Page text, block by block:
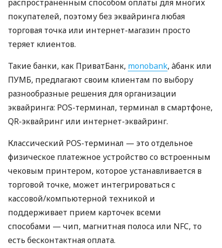
распространенным способом оплаты для многих
покупателей, поэтому без эквайринга любая
торговая точка или интернет-магазин просто
теряет клиентов.
Такие банки, как ПриватБанк, monobank, àбанк или
ПУМБ, предлагают своим клиентам по выбору
разнообразные решения для организации
эквайринга: POS-терминал, терминал в смартфоне,
QR-эквайринг или интернет-эквайринг.
Классический POS-терминал — это отдельное
физическое платежное устройство со встроенным
чековым принтером, которое устанавливается в
торговой точке, может интегрироваться с
кассовой/компьютерной техникой и
поддерживает прием карточек всеми
способами — чип, магнитная полоса или NFC, то
есть бесконтактная оплата.